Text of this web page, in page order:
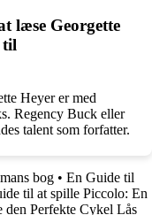
læse Georgette
til
Heyer er med
Regency Buck eller
talent som forfatter.
bog • En Guide til
til at spille Piccolo: En
Perfekte Cykel Lås